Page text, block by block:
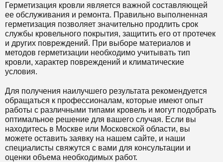
Герметизация кровли является важной составляющей
ее обслуживания и ремонта. Правильно выполненная
герметизация позволяет значительно продлить срок
службы кровельного покрытия, защитить его от протечек
и других повреждений. При выборе материалов и
методов герметизации необходимо учитывать тип
кровли, характер повреждений и климатические
условия.
Для получения наилучшего результата рекомендуется
обращаться к профессионалам, которые имеют опыт
работы с различными типами кровель и могут подобрать
оптимальное решение для вашего случая. Если вы
находитесь в Москве или Московской области, вы
можете оставить заявку на нашем сайте, и наши
специалисты свяжутся с вами для консультации и
оценки объема необходимых работ.